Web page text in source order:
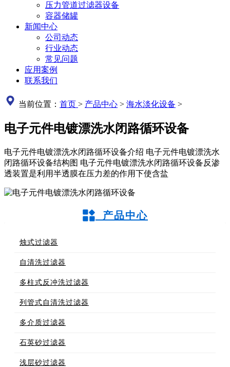
压力管道过滤器设备
容器储罐
新闻中心
公司动态
行业动态
常见问题
应用案例
联系我们
当前位置： 首页 > 产品中心 > 海水淡化设备 >
电子元件电镀漂洗水闭路循环设备
电子元件电镀漂洗水闭路循环设备介绍 电子元件电镀漂洗水
闭路循环设备结构图 电子元件电镀漂洗水闭路循环设备反渗
透装置是利用半透膜在压力差的作用下使含盐
产品中心
烛式过滤器
自清洗过滤器
多柱式反冲洗过滤器
列管式自清洗过滤器
多介质过滤器
石英砂过滤器
浅层砂过滤器